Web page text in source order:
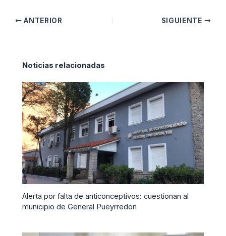
ANTERIOR SIGUIENTE
Noticias relacionadas
Alerta por falta de anticonceptivos: cuestionan al
municipio de General Pueyrredon